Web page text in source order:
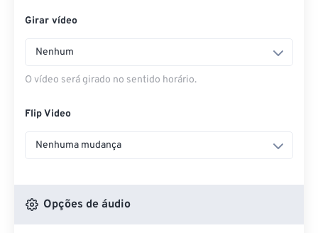
Girar vídeo
Nenhum
O vídeo será girado no sentido horário.
Flip Video
Nenhuma mudança
Opções de áudio